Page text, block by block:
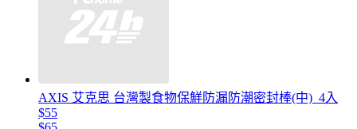
AXIS 艾克思 台灣製食物保鮮防漏防潮密封棒(中)_4入
$55